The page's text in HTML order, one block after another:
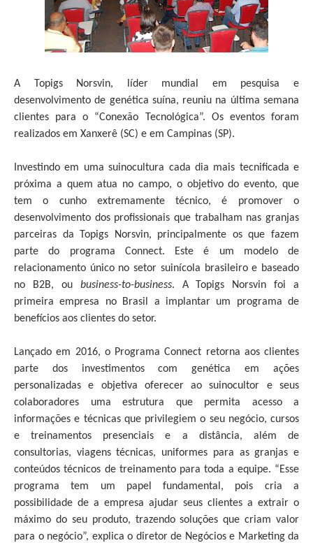
A Topigs Norsvin, líder mundial em pesquisa e
desenvolvimento de genética suína, reuniu na última semana
clientes para o “Conexão Tecnológica”. Os eventos foram
realizados em Xanxerê (SC) e em Campinas (SP).
Investindo em uma suinocultura cada dia mais tecnificada e
próxima a quem atua no campo, o objetivo do evento, que
tem o cunho extremamente técnico, é promover o
desenvolvimento dos profissionais que trabalham nas granjas
parceiras da Topigs Norsvin, principalmente os que fazem
parte do programa Connect. Este é um modelo de
relacionamento único no setor suinícola brasileiro e baseado
no B2B, ou business-to-business. A Topigs Norsvin foi a
primeira empresa no Brasil a implantar um programa de
benefícios aos clientes do setor.
Lançado em 2016, o Programa Connect retorna aos clientes
parte dos investimentos com genética em ações
personalizadas e objetiva oferecer ao suinocultor e seus
colaboradores uma estrutura que permita acesso a
informações e técnicas que privilegiem o seu negócio, cursos
e treinamentos presenciais e a distância, além de
consultorias, viagens técnicas, uniformes para as granjas e
conteúdos técnicos de treinamento para toda a equipe. “Esse
programa tem um papel fundamental, pois cria a
possibilidade de a empresa ajudar seus clientes a extrair o
máximo do seu produto, trazendo soluções que criam valor
para o negócio”, explica o diretor de Negócios e Marketing da